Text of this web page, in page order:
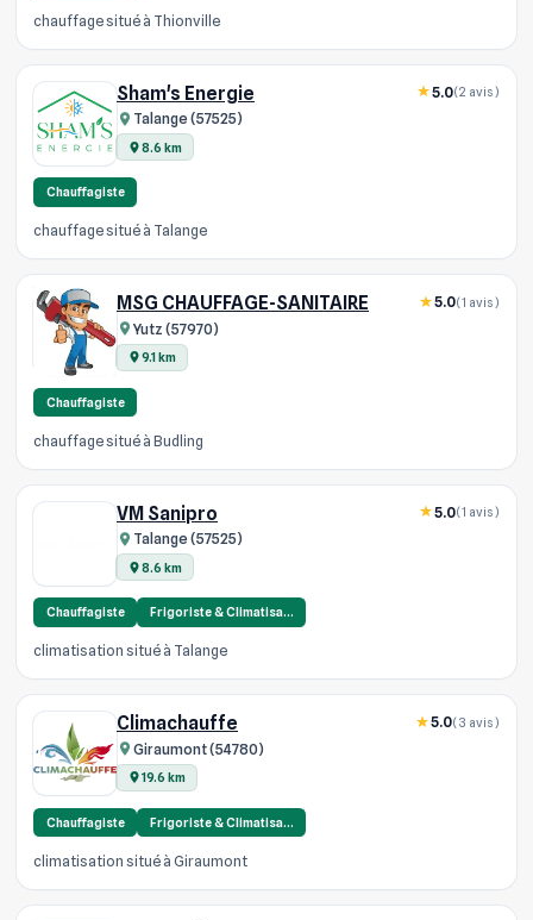
chauffage situé à Thionville
Sham's Energie
Talange (57525)
8.6 km
5.0(2 avis)
Chauffagiste
chauffage situé à Talange
MSG CHAUFFAGE-SANITAIRE
Yutz (57970)
9.1 km
5.0(1 avis)
Chauffagiste
chauffage situé à Budling
VM Sanipro
Talange (57525)
8.6 km
5.0(1 avis)
Chauffagiste Frigoriste & Climatisa…
climatisation situé à Talange
Climachauffe
Giraumont (54780)
19.6 km
5.0(3 avis)
Chauffagiste Frigoriste & Climatisa…
climatisation situé à Giraumont